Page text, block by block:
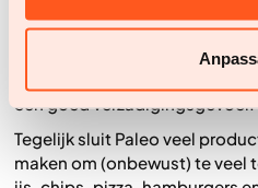
zoals vis, schaaldieren,
opties zoals groenten,
een goed verzadigingsgevoel.
Tegelijk sluit Paleo veel
maken om (onbewust) te veel